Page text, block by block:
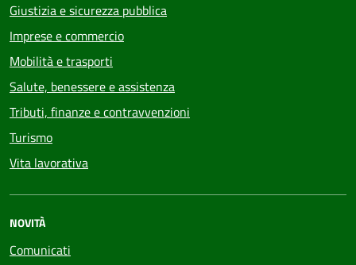
Giustizia e sicurezza pubblica
Imprese e commercio
Mobilità e trasporti
Salute, benessere e assistenza
Tributi, finanze e contravvenzioni
Turismo
Vita lavorativa
NOVITÀ
Comunicati